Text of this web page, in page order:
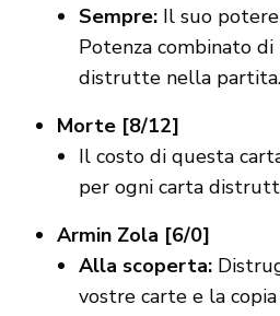
Sempre:Il suo
Potenza combinato
distrutte nella partita.
Morte [8/12]
Il costo di questa
per ogni carta
Armin Zola [6/0]
Alla scoperta:
vostre carte e la